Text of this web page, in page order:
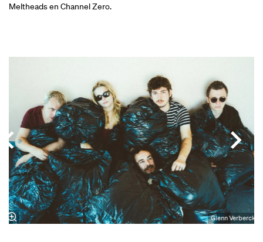
Meltheads en Channel Zero.
Glenn Verberck